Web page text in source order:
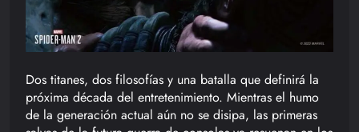
Dos titanes, dos filosofías y una batalla que definirá la
próxima década del entretenimiento. Mientras el humo
de la generación actual aún no se disipa, las primeras